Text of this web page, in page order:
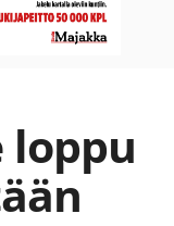
loppu